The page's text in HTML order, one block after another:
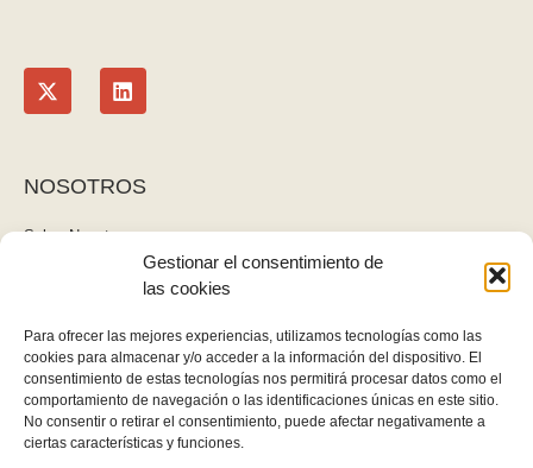
Gestionar el consentimiento de
las cookies
Para ofrecer las mejores experiencias, utilizamos tecnologías como las
cookies para almacenar y/o acceder a la información del dispositivo. El
consentimiento de estas tecnologías nos permitirá procesar datos como el
comportamiento de navegación o las identificaciones únicas en este sitio.
No consentir o retirar el consentimiento, puede afectar negativamente a
ciertas características y funciones.
NOSOTROS
Sobre Nosotros
Política de privacidad
Aviso legal y cookies
Derecho de desistimiento